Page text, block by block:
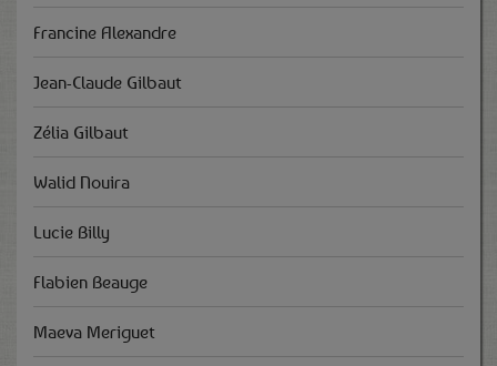
Francine Alexandre
Jean-Claude Gilbaut
Zélia Gilbaut
Walid Nouira
Lucie Billy
Flabien Beauge
Maeva Meriguet